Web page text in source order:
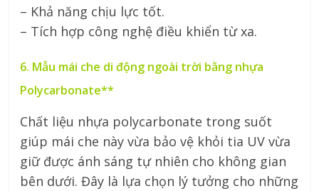
– Khả năng chịu lực tốt.
– Tích hợp công nghệ điều khiển từ xa.
6. Mẫu mái che di động ngoài trời bằng nhựa
Polycarbonate**
Chất liệu nhựa polycarbonate trong suốt
giúp mái che này vừa bảo vệ khỏi tia UV vừa
giữ được ánh sáng tự nhiên cho không gian
bên dưới. Đây là lựa chọn lý tưởng cho những